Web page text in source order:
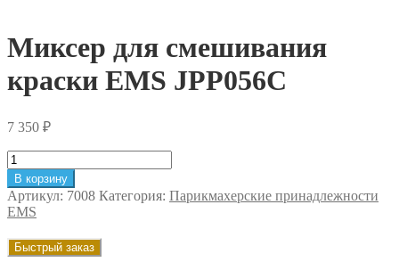
Миксер для смешивания
краски EMS JPP056C
7 350 ₽
Количество
товара
Миксер
для
смешивания
краски
EMS
В корзину
Артикул: 7008 Категория: Парикмахерские принадлежности
EMS
Быстрый заказ